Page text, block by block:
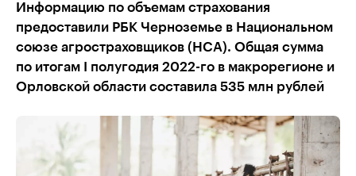
Информацию по объемам страхования
предоставили РБК Черноземье в Национальном
союзе агростраховщиков (НСА). Общая сумма
по итогам I полугодия 2022-го в макрорегионе и
Орловской области составила 535 млн рублей